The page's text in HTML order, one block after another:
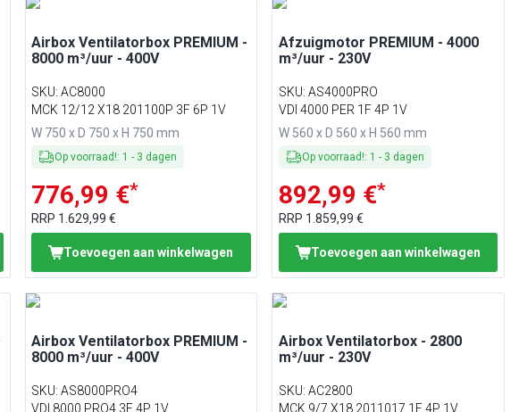
Airbox Ventilatorbox PREMIUM -
8000 m³/uur - 400V
SKU:AC8000
MCK 12/12 X18 201100P 3F 6P 1V
W 750 x D 750 x H 750 mm
Op voorraad!: 1 - 3 dagen
776,99 €*
RRP 1.629,99 €
Toevoegen aan winkelwagen
Afzuigmotor PREMIUM - 4000
m³/uur - 230V
SKU: AS4000PRO
VDI 4000 PER 1F 4P 1V
W 560 x D 560 x H 560 mm
Op voorraad!: 1 - 3 dagen
892,99 €*
RRP 1.859,99 €
Toevoegen aan winkelwagen
Airbox Ventilatorbox PREMIUM -
8000 m³/uur - 400V
SKU:AS8000PRO4
VDI 8000 PRO4 3F 4P 1V
Airbox Ventilatorbox - 2800
m³/uur - 230V
SKU: AC2800
MCK 9/7 X18 2011017 1F 4P 1V